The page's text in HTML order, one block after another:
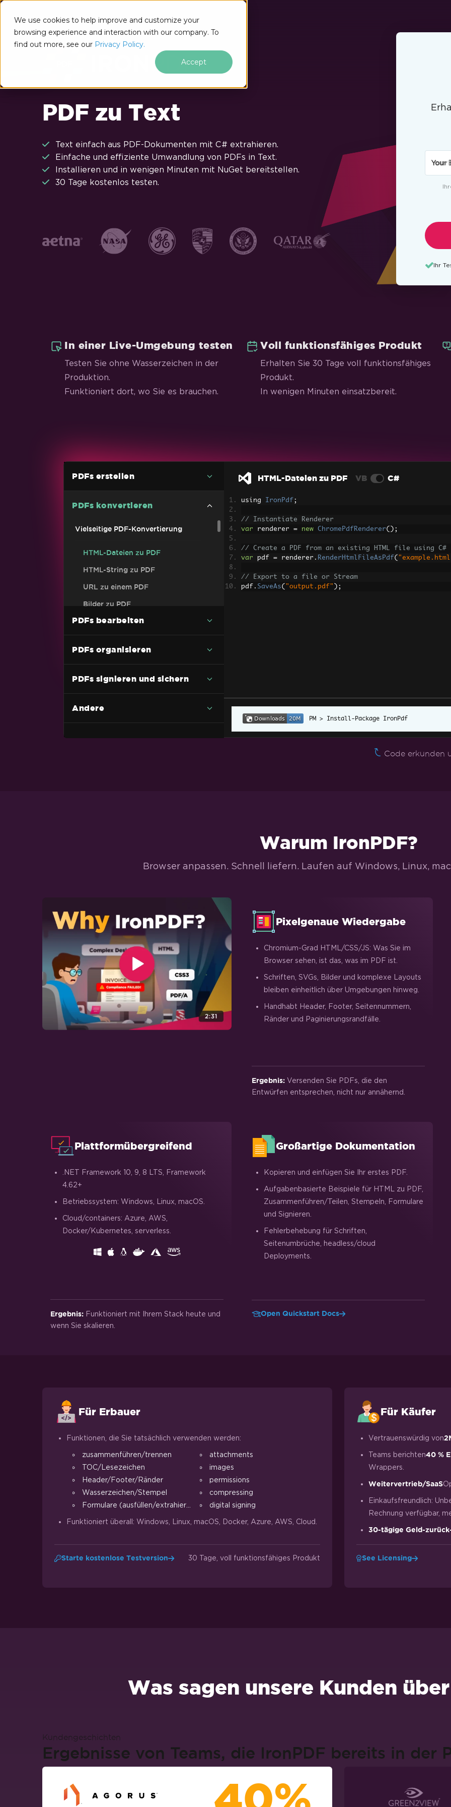
We use cookies to help improve and customize your
browsing experience and interaction with our company. To
find out more, see our Privacy Policy.
Accept
Zum Fußzeileninhalt springen
PDF zu Text
Text einfach aus PDF-Dokumenten mit C# extrahieren.
Einfache und effiziente Umwandlung von PDFs in Text.
Installieren und in wenigen Minuten mit NuGet bereitstellen.
30 Tage kostenlos testen.
Your
Ihr
In einer Live-Umgebung testen
Testen Sie ohne Wasserzeichen in der
Produktion.
Funktioniert dort, wo Sie es brauchen.
Voll funktionsfähiges Produkt
Erhalten Sie 30 Tage voll funktionsfähiges
Produkt.
In wenigen Minuten einsatzbereit.
PDFs erstellen
PDFs konvertieren
Vielseitige PDF-Konvertierung
HTML-Dateien zu PDF
HTML-String zu PDF
URL zu einem PDF
Bilder zu PDF
C# PDF zu Bild Codebeispiel (ohne
DOCX to PDF
RTF zu PDF
Markdown zu PDF
mehrere Seiten
Web-Barrierefreiheit
TLS-Website- &
Systemanmeldungen
Cookies
HTTP-Anforderungsheader
Maßgeschneiderte PDF-
Konvertierung
PDFs bearbeiten
PDFs organisieren
PDFs signieren und sichern
Andere
HTML-Dateien zu PDF VB C#
using IronPdf ;
// Instantiate Renderer
var renderer = new ChromePdfRenderer();
// Create a PDF from an existing HTML file using C#
var pdf = renderer . RenderHtmlFileAsPdf(
// Export to a file or Stream
pdf . SaveAs( "output.pdf" );
Install-Package IronPdf
Code erkunden
Warum IronPDF?
Browser anpassen. Schnell liefern. Laufen auf Windows, Linux,
Pixelgenaue Wiedergabe
Chromium-Grad HTML/CSS/JS: Was Sie im
Browser sehen, ist das, was im PDF ist.
Schriften, SVGs, Bilder und komplexe Layouts
bleiben einheitlich über Umgebungen hinweg.
Handhabt Header, Footer, Seitennummern,
Ränder und Paginierungsrandfälle.
Ergebnis: Versenden Sie PDFs, die den
Entwürfen entsprechen, nicht nur annähernd.
Plattformübergreifend
.NET Framework 10, 9, 8 LTS, Framework
4.62+
Betriebssystem: Windows, Linux, macOS.
Cloud/containers: Azure, AWS,
Docker/Kubernetes, serverless.
Ergebnis: Funktioniert mit Ihrem Stack heute und
wenn Sie skalieren.
Großartige Dokumentation
Kopieren und einfügen Sie Ihr erstes PDF.
Aufgabenbasierte Beispiele für HTML zu PDF,
Zusammenführen/Teilen, Stempeln, Formulare
und Signieren.
Fehlerbehebung für Schriften,
Seitenumbrüche, headless/cloud
Deployments.
Open Quickstart Docs
Für Erbauer
Funktionen, die Sie tatsächlich verwenden werden:
zusammenführen/trennen
TOC/Lesezeichen
Header/Footer/Ränder
Wasserzeichen/Stempel
Formulare (ausfüllen/extrahieren)
attachments
images
permissions
compressing
digital signing
Funktioniert überall: Windows, Linux, macOS, Docker, Azure, AWS, Cloud.
Starte kostenlose Testversion 30 Tage, voll funktionsfähiges Produkt
Für Käufer
Vertrauenswürdig von
Teams berichten40 %
Wrappers.
Weitervertrieb/SaaS
Einkaufsfreundlich:
Rechnung verfügbar,
30-tägige Geld-
See Licensing
Was sagen unsere Kunden
Kundengeschichten
Ergebnisse von Teams, die IronPDF bereits in der